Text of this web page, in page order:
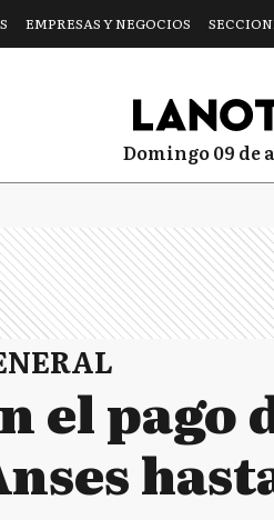
EMPRESAS Y NEGOCIOS
domingo 09 de
el pago